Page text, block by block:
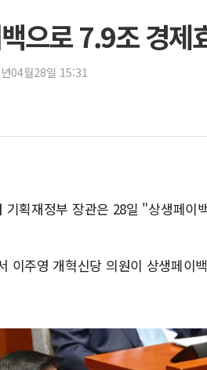
으로 7.9조 경제
04월28일 15:31
획재정부 장관은 28일 "상생페이
이주영 개혁신당 의원이 상생페이